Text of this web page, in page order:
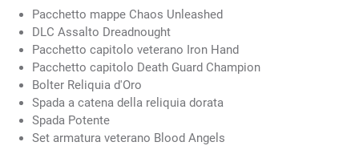
Pacchetto mappe Chaos Unleashed
DLC Assalto Dreadnought
Pacchetto capitolo veterano Iron Hand
Pacchetto capitolo Death Guard Champion
Bolter Reliquia d'Oro
Spada a catena della reliquia dorata
Spada Potente
Set armatura veterano Blood Angels